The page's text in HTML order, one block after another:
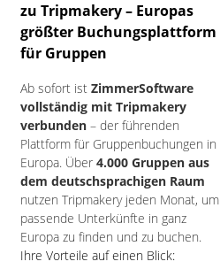
zu Tripmakery – Europas
größter Buchungsplattform
für Gruppen
Ab sofort ist ZimmerSoftware
vollständig mit Tripmakery
verbunden – der führenden
Plattform für Gruppenbuchungen in
Europa. Über 4.000 Gruppen aus
dem deutschsprachigen Raum
nutzen Tripmakery jeden Monat, um
passende Unterkünfte in ganz
Europa zu finden und zu buchen.
Ihre Vorteile auf einen Blick: